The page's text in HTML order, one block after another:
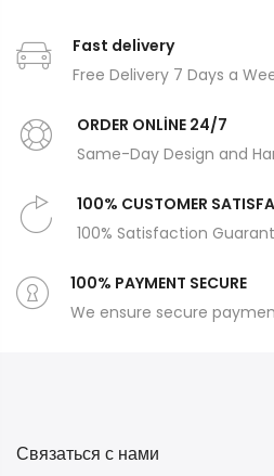
Fast delivery
Free Delivery 7 Days a
ORDER ONLİNE 24/7
Same-Day Design and
100% CUSTOMER
100% Satisfaction
100% PAYMENT SECURE
We ensure secure
Связаться с нами